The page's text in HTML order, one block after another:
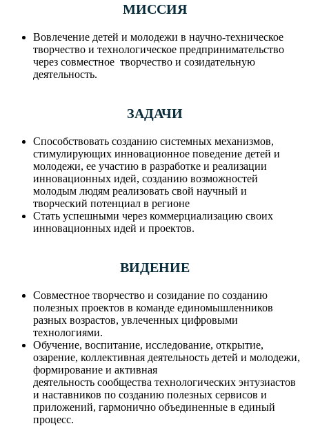
МИССИЯ
Вовлечение детей и молодежи в научно-техническое
творчество и технологическое предпринимательство
через совместное творчество и созидательную
деятельность.
ЗАДАЧИ
Способствовать созданию системных механизмов,
стимулирующих инновационное поведение детей и
молодежи, ее участию в разработке и реализации
инновационных идей, созданию возможностей
молодым людям реализовать свой научный и
творческий потенциал в регионе
Cтать успешными через коммерциализацию своих
инновационных идей и проектов.
ВИДЕНИЕ
Совместное творчество и созидание по созданию
полезных проектов в команде единомышленников
разных возрастов, увлеченных цифровыми
технологиями.
Обучение, воспитание, исследование, открытие,
озарение, коллективная деятельность детей и молодежи,
формирование и активная
деятельность сообщества технологических энтузиастов
и наставников по созданию полезных сервисов и
приложений, гармонично объединенные в единый
процесс.